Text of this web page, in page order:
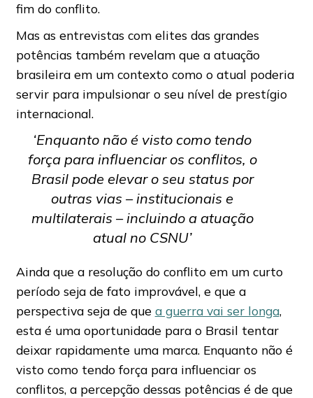
fim do conflito.
Mas as entrevistas com elites das grandes
potências também revelam que a atuação
brasileira em um contexto como o atual poderia
servir para impulsionar o seu nível de prestígio
internacional.
‘Enquanto não é visto como tendo
força para influenciar os conflitos, o
Brasil pode elevar o seu status por
outras vias – institucionais e
multilaterais – incluindo a atuação
atual no CSNU’
Ainda que a resolução do conflito em um curto
período seja de fato improvável, e que a
perspectiva seja de que a guerra vai ser longa,
esta é uma oportunidade para o Brasil tentar
deixar rapidamente uma marca. Enquanto não é
visto como tendo força para influenciar os
conflitos, a percepção dessas potências é de que